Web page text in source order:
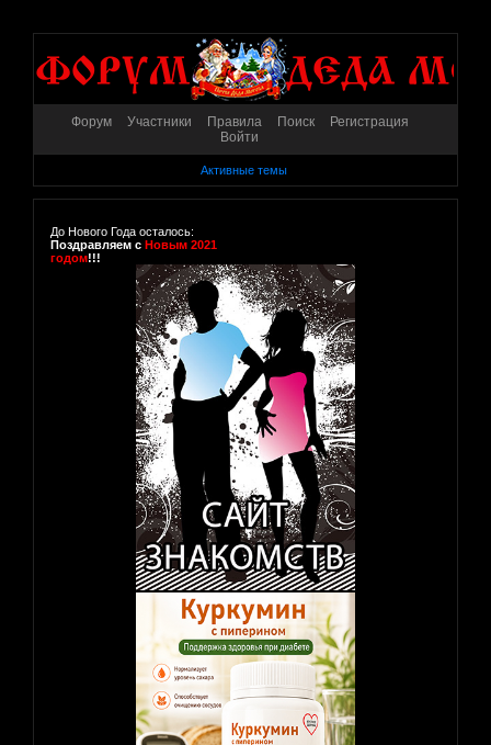
Форум Участники Правила Поиск
Регистрация
Войти
Активные темы
До Нового Года осталось:
Поздравляем с Новым 2021
годом!!!